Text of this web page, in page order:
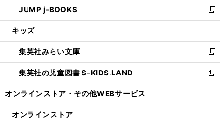
で
開
ド
ウ
開
く
ィ
ン
ウ
で
開
く
い
ウ
ン
ド
ウ
で
JUMP j-BOOKS
新
し
ウ
ィ
ン
ド
開
キッズ
集英社みらい文庫
新
し
い
ン
集英社の児童図書 S-KIDS.LAND
新
ウ
オンラインストア・ その他WEBサービス
オンラインストア